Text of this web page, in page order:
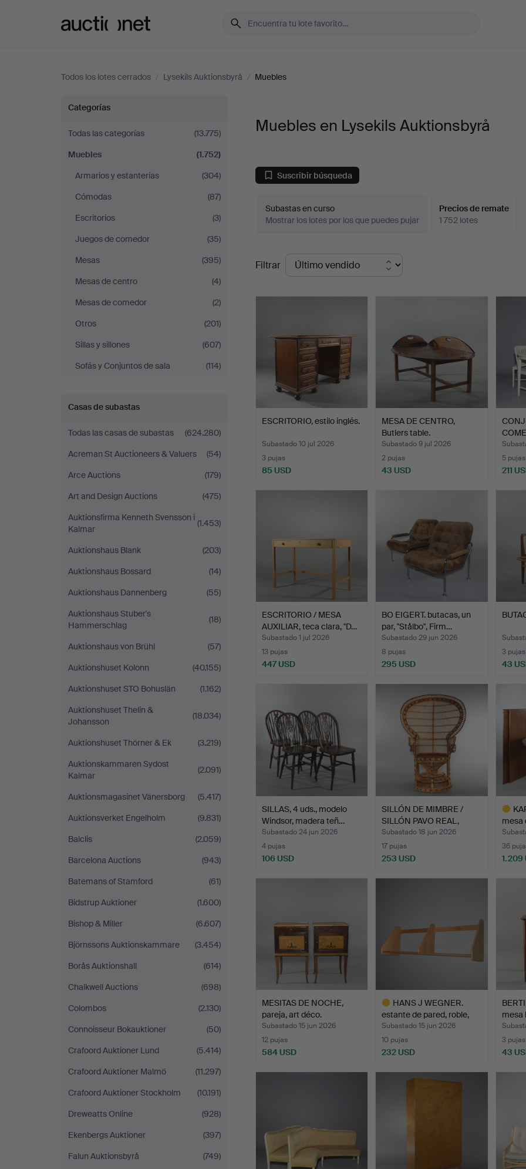
Todos los lotes cerrados / Lysekils Auktionsbyrå / Muebles
Muebles
en
Lysekils
Auktionsbyrå
Categorías
Todas las categorías
(13.775)
Muebles
(1.752)
Armarios y estanterías
(304)
Cómodas
(87)
Escritorios
(3)
Juegos de comedor
(35)
Mesas
(395)
Mesas de centro
(4)
Mesas de comedor
(2)
Otros
(201)
Sillas y sillones
(607)
Sofás y Conjuntos de sala
(114)
Casas de subastas
Todas las casas de subastas
(624.280)
Acreman St Auctioneers & Valuers
(54)
Arce Auctions
(179)
Art and Design Auctions
(475)
Auktionsfirma Kenneth Svensson i
Kalmar
(1.453)
Auktionshaus Blank
(203)
Auktionshaus Bossard
(14)
Auktionshaus Dannenberg
(55)
Auktionshaus Stuber's
Hammerschlag
(18)
Auktionshaus von Brühl
(57)
Auktionshuset Kolonn
(40.155)
Auktionshuset STO Bohuslän
(1.162)
Auktionshuset Thelin &
Johansson
(18.034)
Auktionshuset Thörner & Ek
(3.219)
Auktionskammaren Sydost
Kalmar
(2.091)
Auktionsmagasinet Vänersborg
(5.417)
Auktionsverket Engelholm
(9.831)
Balclis
(2.059)
Barcelona Auctions
(943)
Batemans of Stamford
(61)
Bidstrup Auktioner
(1.600)
Bishop & Miller
(6.607)
Björnssons Auktionskammare
(3.454)
Borås Auktionshall
(614)
Chalkwell Auctions
(698)
Colombos
(2.130)
Connoisseur Bokauktioner
(50)
Crafoord Auktioner Lund
(5.414)
Crafoord Auktioner Malmö
(11.297)
Crafoord Auktioner Stockholm
(10.191)
Dreweatts Online
(928)
Ekenbergs Auktioner
(397)
Falun Auktionsbyrå
(749)
Muebles en Lysekils Auktionsbyrå
Suscribir búsqueda
Subastas en curso
Mostrar los lotes por los que puedes pujar
Precios de remate
1 752 lotes
Precios
de
remate
Filtrar
ESCRITORIO, estilo inglés.
Subastado 10 jul 2026
3 pujas
85 USD
MESA DE CENTRO,
Butlers table.
Subastado 9 jul 2026
2 pujas
43 USD
5 pujas
211
ESCRITORIO / MESA
AUXILIAR, teca clara, "D…
Subastado 1 jul 2026
13 pujas
447 USD
BO EIGERT. butacas, un
par, "Stålbo", Firm…
Subastado 29 jun 2026
8 pujas
295 USD
3 pujas
43
SILLAS, 4 uds., modelo
Windsor, madera teñ…
Subastado 24 jun 2026
4 pujas
106 USD
SILLÓN DE MIMBRE /
SILLÓN PAVO REAL,
ratán.
Subastado 18 jun 2026
17 pujas
253 USD
mesa
do…
36
1.209
MESITAS DE NOCHE,
pareja, art déco.
Subastado 15 jun 2026
12 pujas
584 USD
HANS J WEGNER.
estante de pared, roble,
Ry…
Subastado 15 jun 2026
10 pujas
232 USD
seleccionado
mesa
…
3 pujas
43